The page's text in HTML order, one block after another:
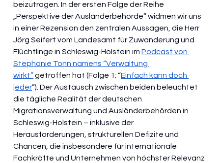
beizutragen. In der ersten Folge der Reihe
„Perspektive der Ausländerbehörde“ widmen wir uns
in einer Rezension den zentralen Aussagen, die Herr
Jörg Seifert vom Landesamt für Zuwanderung und
Flüchtlinge in Schleswig-Holstein im Podcast von
Stephanie Tonn namens “Verwaltung
wirkt” getroffen hat (Folge 1: “Einfach kann doch
jeder”). Der Austausch zwischen beiden beleuchtet
die tägliche Realität der deutschen
Migrationsverwaltung und Ausländerbehörden in
Schleswig-Holstein – inklusive der
Herausforderungen, strukturellen Defizite und
Chancen, die insbesondere für internationale
Fachkräfte und Unternehmen von höchster Relevanz